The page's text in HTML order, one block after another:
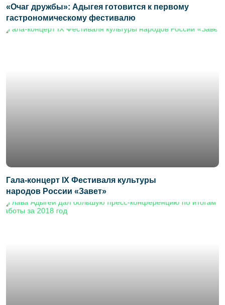
«Очаг дружбы»: Адыгея готовится к первому
гастрономическому фестивалю
Гала-концерт IX Фестиваля культуры
народов России «Завет»